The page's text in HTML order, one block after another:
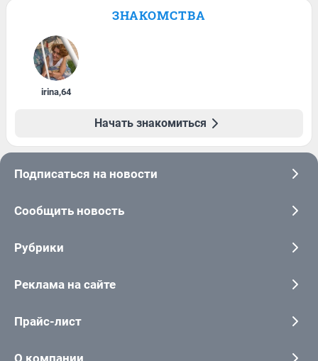
ЗНАКОМСТВА
irina,64
Начать знакомиться
Подписаться на новости
Сообщить новость
Рубрики
Реклама на сайте
Прайс-лист
О компании